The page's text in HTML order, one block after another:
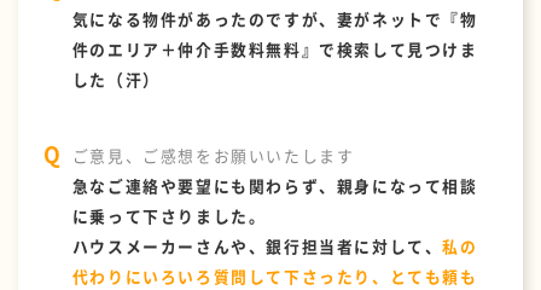
気になる物件があったのですが、妻がネットで『物
件のエリア＋仲介手数料無料』で検索して見つけま
した（汗）
ご意見、ご感想をお願いいたします
急なご連絡や要望にも関わらず、親身になって相談
に乗って下さりました。
ハウスメーカーさんや、銀行担当者に対して、私の
代わりにいろいろ質問して下さったり、とても頼も